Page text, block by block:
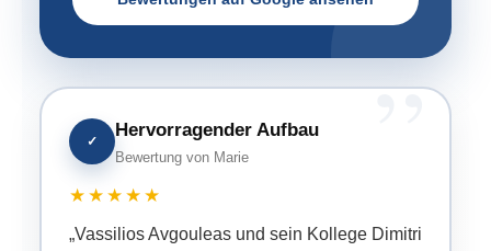
✓
Hervorragender Aufbau
Bewertung von Marie
★★★★★
„Vassilios Avgouleas und sein Kollege Dimitri